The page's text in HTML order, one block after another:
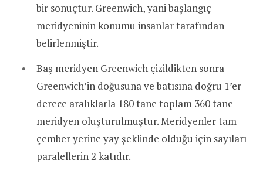
bir sonuçtur. Greenwich, yani başlangıç
meridyeninin konumu insanlar tarafından
belirlenmiştir.
Baş meridyen Greenwich çizildikten sonra
Greenwich’in doğusuna ve batısına doğru 1’er
derece aralıklarla 180 tane toplam 360 tane
meridyen oluşturulmuştur. Meridyenler tam
çember yerine yay şeklinde olduğu için sayıları
paralellerin 2 katıdır.